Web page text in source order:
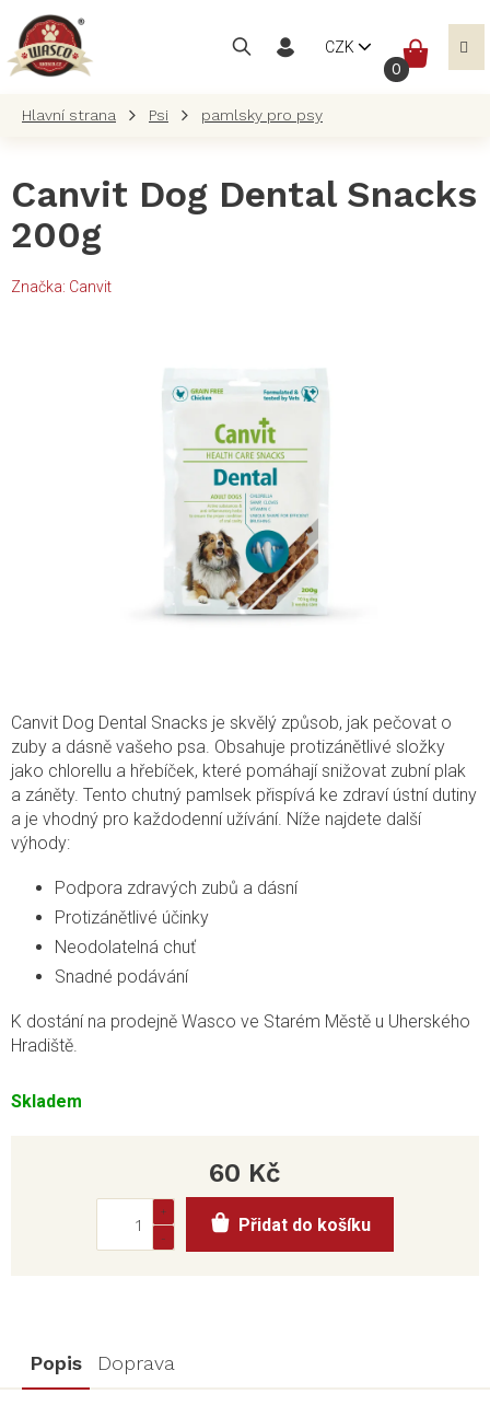
obsah
CZK
Psi pamlsky pro psy
Canvit Dog Dental Snacks
200g
Značka: Canvit
Skladem
Canvit Dog Dental Snacks je skvělý způsob, jak pečovat o
zuby a dásně vašeho psa. Obsahuje protizánětlivé složky
jako chlorellu a hřebíček, které pomáhají snižovat zubní plak
a záněty. Tento chutný pamlsek přispívá ke zdraví ústní dutiny
a je vhodný pro každodenní užívání. Níže najdete další
výhody:
Podpora zdravých zubů a dásní
Protizánětlivé účinky
Neodolatelná chuť
Snadné podávání
K dostání na prodejně Wasco ve Starém Městě u Uherského
Hradiště.
60 Kč
cena:
Přidat do košíku
Popis Doprava